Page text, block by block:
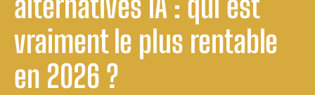
vraiment le plus rentable
en 2026 ?